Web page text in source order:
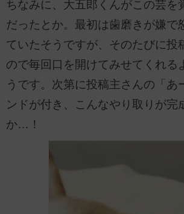
ちなみに、大五郎くんがこの芸を
だったとか。最初は歯磨きが嫌で
ていたそうですが、そのたびに投
ので毎回口を開けてみせてくれる
うです。次第に投稿主さんの「あ
ンドが付き、こんなやり取りが完
か…！